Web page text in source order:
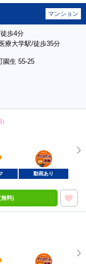
マンション
歩4分
療大学駅/徒歩35分
園生 55-25
ポンタ
部屋
動画あり
料)
ポンタ
部屋